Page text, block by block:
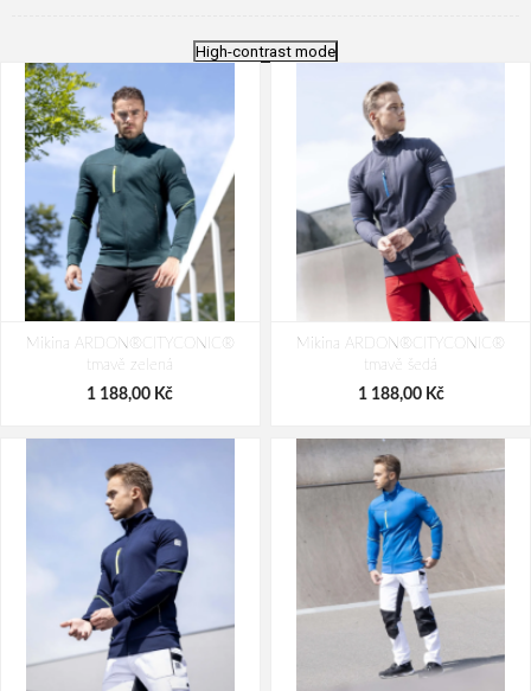
High-contrast mode
Mikina ARDON®CITYCONIC®
tmavě zelená
1 188,00 Kč
Mikina ARDON®CITYCONIC®
tmavě šedá
1 188,00 Kč